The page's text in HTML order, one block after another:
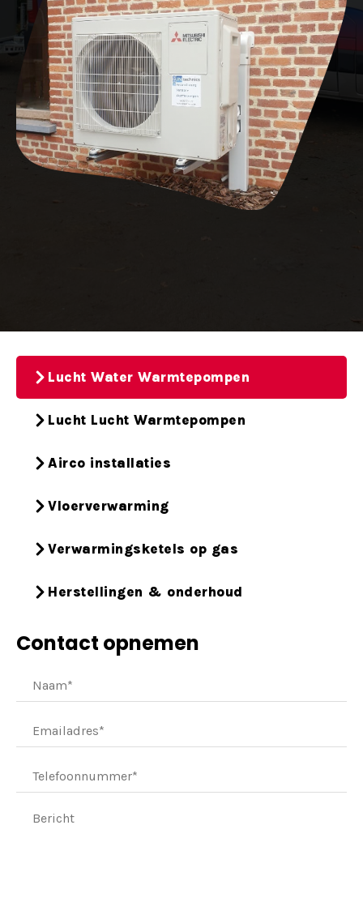
Lucht Water Warmtepompen
Lucht Lucht Warmtepompen
Airco installaties
Vloerverwarming
Verwarmingsketels op gas
Herstellingen & onderhoud
Contact opnemen